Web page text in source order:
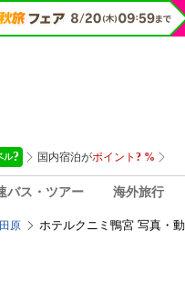
バス・ツアー 海外旅行
原 ホテルクニミ鴨宮 写真・